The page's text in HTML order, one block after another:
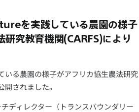
を実践している農園の様子
研究教育機関(CARFS)により
いる農園の様子がアフリカ協生農法研究
開されました。
チディレクター（トランスバウンダリー